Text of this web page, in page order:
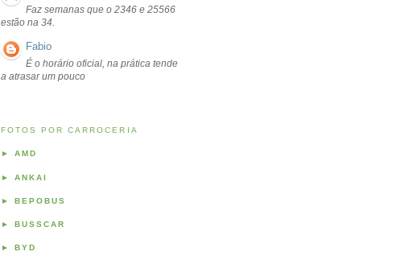
Faz semanas que o 2346 e 25566
estão na 34.
Fabio
É o horário oficial, na prática tende
a atrasar um pouco
FOTOS POR CARROCERIA
► AMD
► ANKAI
► BEPOBUS
► BUSSCAR
► BYD